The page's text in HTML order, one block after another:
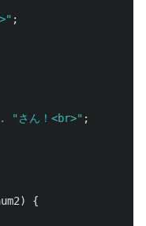
;
. "さん！<br>" ;
)
{